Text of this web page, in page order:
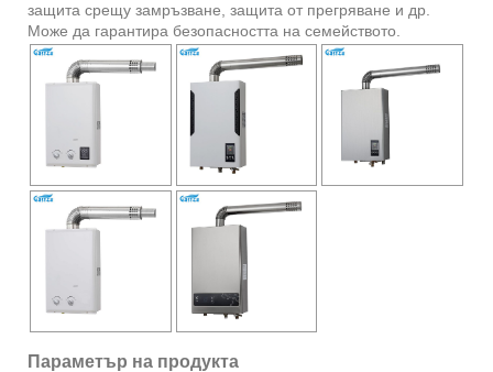
защита срещу замръзване, защита от прегряване и др.
Може да гарантира безопасността на семейството.
Параметър на продукта